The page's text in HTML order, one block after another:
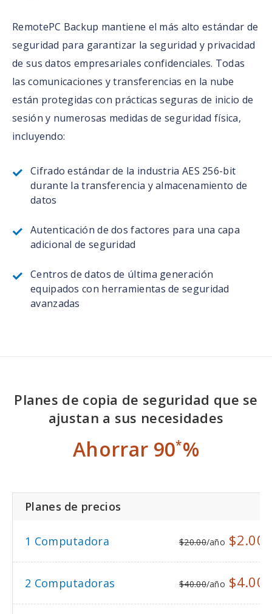
RemotePC Backup mantiene el más alto estándar de
seguridad para garantizar la seguridad y privacidad
de sus datos empresariales confidenciales. Todas
las comunicaciones y transferencias en la nube
están protegidas con prácticas seguras de inicio de
sesión y numerosas medidas de seguridad física,
incluyendo:
Cifrado estándar de la industria AES 256-bit
durante la transferencia y almacenamiento de
datos
Autenticación de dos factores para una capa
adicional de seguridad
Centros de datos de última generación
equipados con herramientas de seguridad
avanzadas
Planes de copia de seguridad que se
ajustan a sus necesidades
Ahorrar 90*%
Planes de precios
1 Computadora $20.00/año $2.00
2 Computadoras $40.00/año $4.00